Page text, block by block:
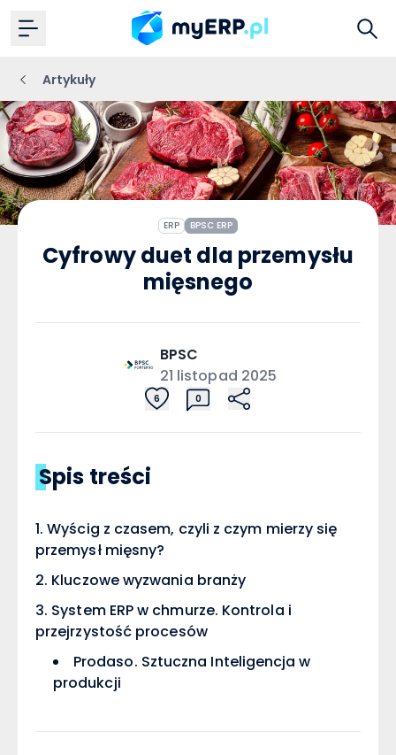
Artykuły
ERP BPSC ERP
Cyfrowy duet dla przemysłu
mięsnego
BPSC
21 listopad 2025
6 0
Spis treści
Wyścig z czasem, czyli z czym mierzy się
przemysł mięsny?
Kluczowe wyzwania branży
System ERP w chmurze. Kontrola i
przejrzystość procesów
Prodaso. Sztuczna Inteligencja w
produkcji